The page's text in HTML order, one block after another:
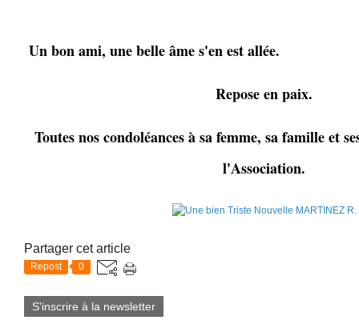
Un bon ami, une belle âme s'en est allée.
Repose en paix.
Toutes nos condoléances à sa femme, sa famille et
l'Association.
Partager cet article
Repost 0
S'inscrire à la newsletter